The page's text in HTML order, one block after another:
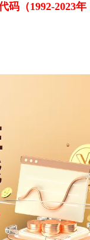
码（1992-2023年